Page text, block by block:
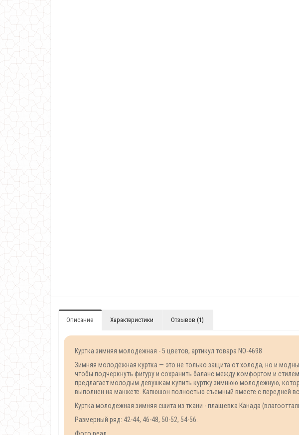
Описание Характеристики Отзывов (1)
Куртка зимняя молодежная - 5 цветов, артикул товара NO-4698
Зимняя молодёжная куртка — это не только защита от холода, но и
чтобы подчеркнуть фигуру и сохранить баланс между комфортом и
предлагает молодым девушкам купить куртку зимнюю молодежную,
выполнен на манжете. Капюшон полностью съемный вместе с передней
Куртка молодежная зимняя сшита из ткани - плащевка Канада
Размерный ряд: 42-44, 46-48, 50-52, 54-56.